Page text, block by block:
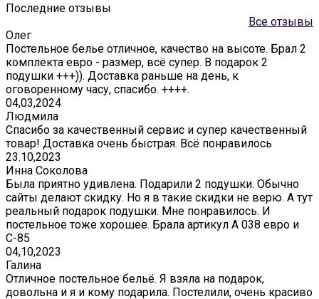
Последние отзывы
Все отзывы
Олег
Постельное белье отличное, качество на высоте. Брал 2
комплекта евро - размер, всё супер. В подарок 2
подушки +++)). Доставка раньше на день, к
оговоренному часу, спасибо. ++++.
04,03,2024
Людмила
Спасибо за качественный сервис и супер качественный
товар! Доставка очень быстрая. Всё понравилось
23.10,2023
Инна Соколова
Была приятно удивлена. Подарили 2 подушки. Обычно
сайты делают скидку. Но я в такие скидки не верю. А тут
реальный подарок подушки. Мне понравилось. И
постельное тоже хорошее. Брала артикул А 038 евро и
С-85
04,10,2023
Галина
Отличное постельное бельё. Я взяла на подарок,
довольна и я и кому подарила. Постелили, очень красиво